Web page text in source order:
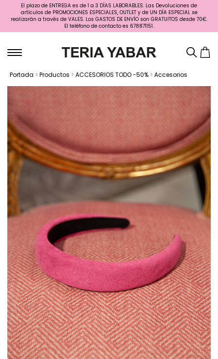
El plazo de ENTREGA es de 1 a 3 DÍAS LABORABLES. Las Devoluciones de
artículos de PROMOCIONES ESPECIALES, OUTLET y de UN DÍA ESPECIAL se
realizarán a través de VALES. Los GASTOS DE ENVÍO son GRATUITOS desde 70€.
El teléfono de contacto es 678871151.
Portada > Productos > ACCESORIOS TODO -50% > Accesorios